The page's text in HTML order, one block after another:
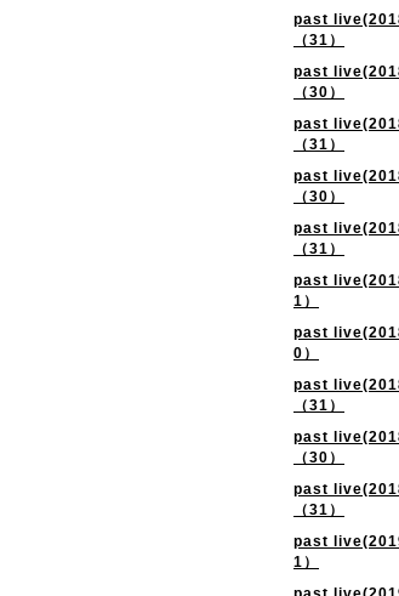
past
（31）
past
（30）
past
（31）
past
（30）
past
（31）
past
1）
past
0）
past
（31）
past
（30）
past
（31）
past
1）